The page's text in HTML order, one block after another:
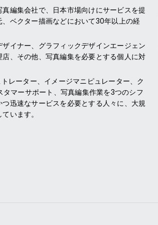
編集会社で、日本市場向けにサービスを提
ベクター描画などにおいて30年以上の経
イナー、グラフィックデザインエージェン
、その他、写真編集を必要とする個人に対
レーター、イメージマニピュレーター、ク
マーサポート、写真編集作業を3つのシフ
迅速なサービスを必要とする人々に、大規
います。